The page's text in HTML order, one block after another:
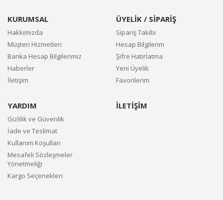
KURUMSAL
Hakkımızda
Müşteri Hizmetleri
Banka Hesap Bilgilerimiz
Haberler
İletişim
ÜYELİK / SİPARİŞ
Sipariş Takibi
Hesap Bilgilerim
Şifre Hatırlatma
Yeni Üyelik
Favorilerim
YARDIM
Gizlilik ve Güvenlik
İade ve Teslimat
Kullanım Koşulları
Mesafeli Sözleşmeler
Yönetmeliği
Kargo Seçenekleri
İLETİŞİM